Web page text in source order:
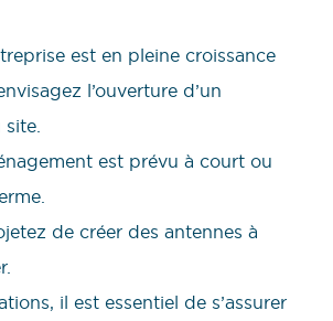
est en pleine croissance
l’ouverture d’un
est prévu à court ou
de créer des antennes à
il est essentiel de s’assurer